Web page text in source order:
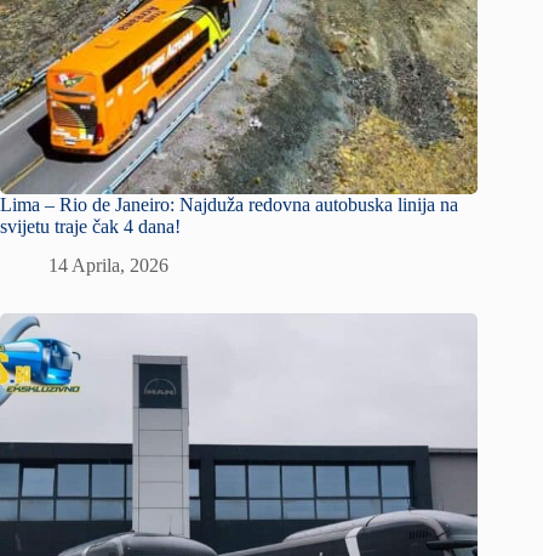
Lima – Rio de Janeiro: Najduža redovna autobuska linija na
svijetu traje čak 4 dana!
14 Aprila, 2026